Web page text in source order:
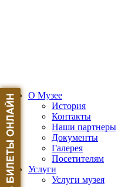
О Музее
История
Контакты
Наши партнеры
Документы
Галерея
Посетителям
Услуги
Услуги музея